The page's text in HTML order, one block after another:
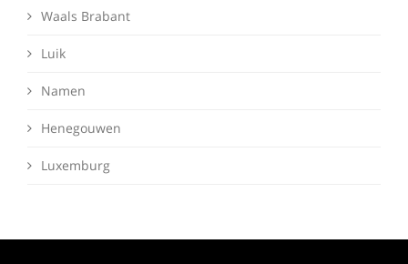
Waals Brabant
Luik
Namen
Henegouwen
Luxemburg